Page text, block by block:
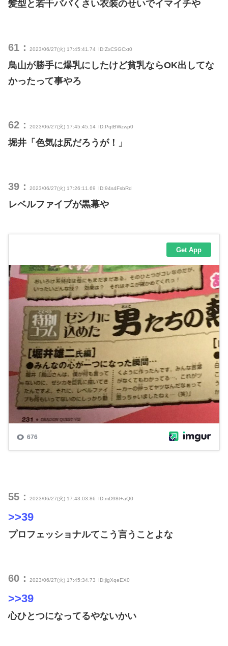
髪型と若干ババくさい衣装のせいでイマイチや
61： 2023/06/27(火) 17:45:41.74 ID:ZxCSGCxt0
鳥山が勝手に爆乳にしたけど貧乳ならOK出してな
かったって事やろ
62： 2023/06/27(火) 17:45:45.14 ID:PqtBWzwp0
堀井「色気は尻だろうが！」
39： 2023/06/27(火) 17:26:11.69 ID:94s4FsbRd
レベルファイブが黒幕や
55： 2023/06/27(火) 17:43:03.86 ID:mD98t+aQ0
>>39
プロフェッショナルてこう言うことよな
60： 2023/06/27(火) 17:45:34.73 ID:jigXqeEX0
>>39
心ひとつになってるやないかい